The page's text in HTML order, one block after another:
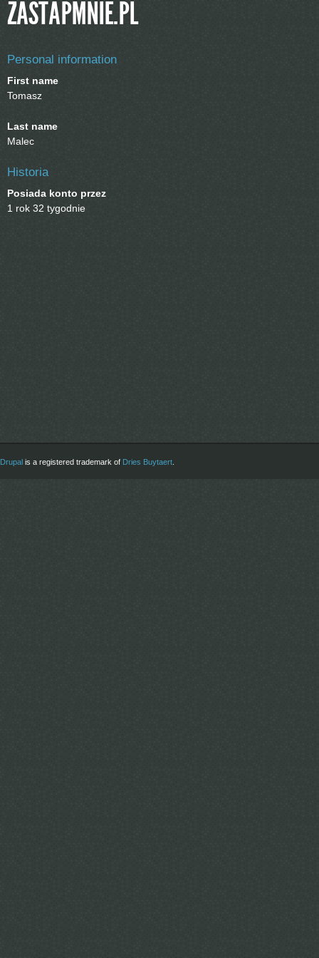
ZASTAPMNIE.PL
Personal information
First name
Tomasz
Last name
Malec
Historia
Posiada konto przez
1 rok 32 tygodnie
Drupal is a registered trademark of Dries Buytaert